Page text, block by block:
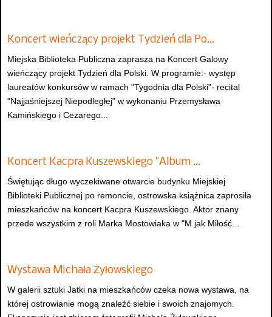
Koncert wieńczący projekt Tydzień dla Po…
Miejska Biblioteka Publiczna zaprasza na Koncert Galowy
wieńczący projekt Tydzień dla Polski. W programie:- występ
laureatów konkursów w ramach "Tygodnia dla Polski"- recital
"Najjaśniejszej Niepodległej" w wykonaniu Przemysława
Kamińskiego i Cezarego...
Koncert Kacpra Kuszewskiego "Album …
Świętując długo wyczekiwane otwarcie budynku Miejskiej
Biblioteki Publicznej po remoncie, ostrowska książnica zaprosiła
mieszkańców na koncert Kacpra Kuszewskiego. Aktor znany
przede wszystkim z roli Marka Mostowiaka w "M jak Miłość...
Wystawa Michała Żyłowskiego
W galerii sztuki Jatki na mieszkańców czeka nowa wystawa, na
której ostrowianie mogą znaleźć siebie i swoich znajomych.